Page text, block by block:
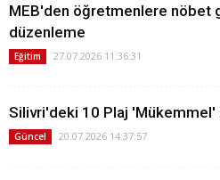
MEB'den öğretmenlere nöbet
düzenleme
Eğitim 27.07.2026 11:36:31
Silivri'deki 10 Plaj 'Mükemmel'
Güncel 20.07.2026 14:37:57